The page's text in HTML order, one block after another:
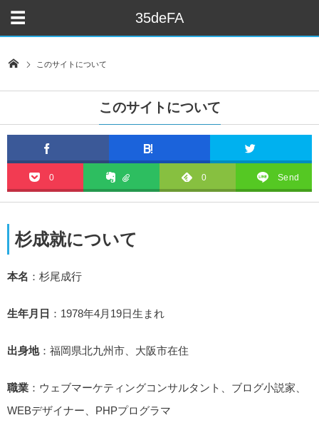
35deFA
このサイトについて
このサイトについて
0 0 Send
杉成就について
本名 ：杉尾成行
生年月日 ：1978年4月19日生まれ
出身地：福岡県北九州市、大阪市在住
職業 ：ウェブマーケティングコンサルタント、ブログ小説家、
WEBデザイナー、PHPプログラマ